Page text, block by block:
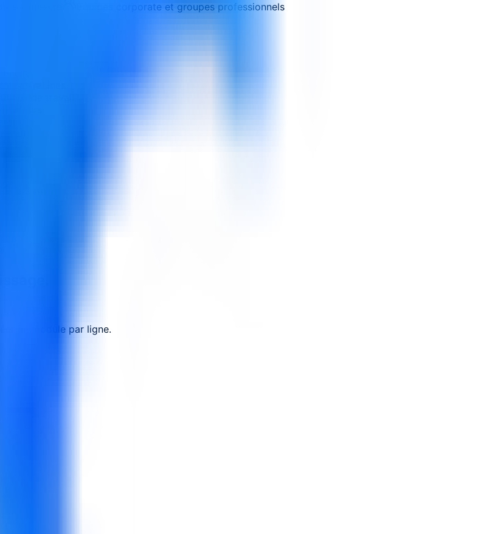
sur mesure
Équipes corporate et groupes professionnels
racines.
de travail.
un module par ligne.